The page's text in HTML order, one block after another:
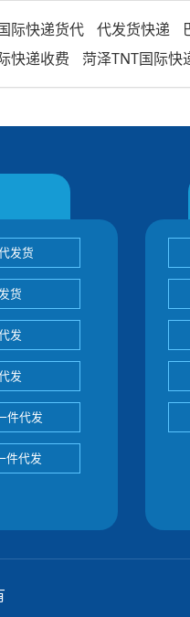
际快递货代 代发货快递
快递收费 菏泽TNT国际快
发货
货
发
发
件代发
件代发